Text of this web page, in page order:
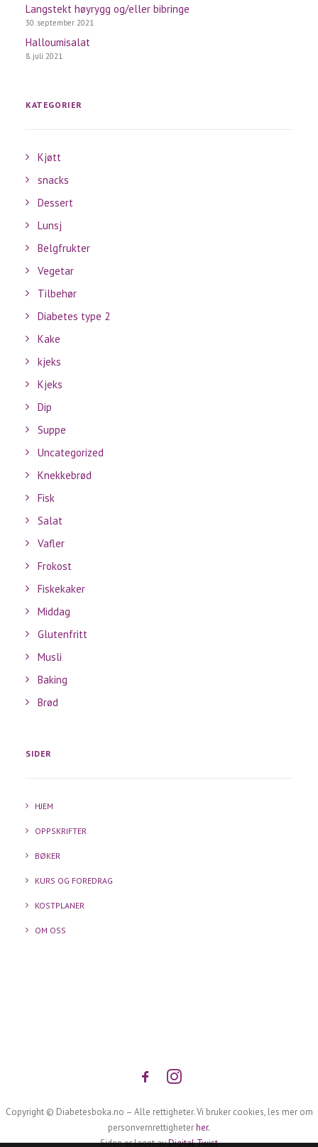
Langstekt høyrygg og/eller bibringe
30. september 2021
Halloumisalat
8. juli 2021
KATEGORIER
Kjøtt
snacks
Dessert
Lunsj
Belgfrukter
Vegetar
Tilbehør
Diabetes type 2
Kake
kjeks
Kjeks
Dip
Suppe
Uncategorized
Knekkebrød
Fisk
Salat
Vafler
Frokost
Fiskekaker
Middag
Glutenfritt
Musli
Baking
Brød
SIDER
HJEM
OPPSKRIFTER
BØKER
KURS OG FOREDRAG
KOSTPLANER
OM OSS
Copyright © Diabetesboka.no – Alle rettigheter. Vi bruker cookies, les mer om
personvernrettigheterher.
Siden er laget avDigital Twist